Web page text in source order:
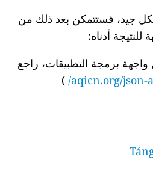
جيد، فستتمكن بعد ذلك من
أدناه:
برمجة التطبيقات، راجع
aqicn.org/json-
)